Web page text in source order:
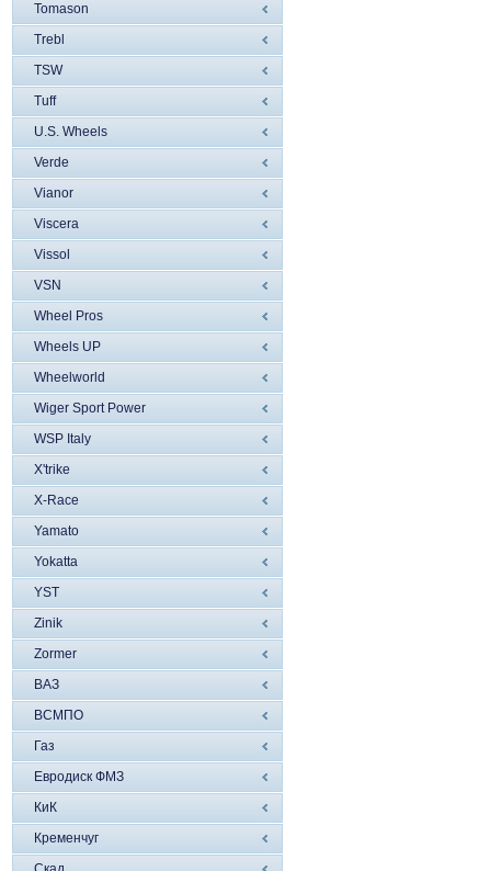
Tomason
Trebl
TSW
Tuff
U.S. Wheels
Verde
Vianor
Viscera
Vissol
VSN
Wheel Pros
Wheels UP
Wheelworld
Wiger Sport Power
WSP Italy
X'trike
X-Race
Yamato
Yokatta
YST
Zinik
Zormer
ВАЗ
ВСМПО
Газ
Евродиск ФМЗ
КиК
Кременчуг